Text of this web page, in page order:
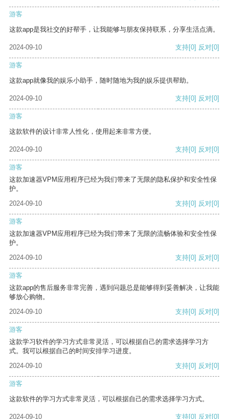
游客
这款app是我社交的好帮手，让我能够与朋友保持联系，分享生活点滴。
2024-09-10 支持[0] 反对[0]
游客
这款app就像我的娱乐小助手，随时随地为我的娱乐提供帮助。
2024-09-10 支持[0] 反对[0]
游客
这款软件的设计非常人性化，使用起来非常方便。
2024-09-10 支持[0] 反对[0]
游客
这款加速器VPM应用程序已经为我们带来了无限的隐私保护和安全性保
护。
2024-09-10
支持[0] 反对[0]
游客
这款加速器VPM应用程序已经为我们带来了无限的流畅体验和安全性保
护。
2024-09-10
支持[0] 反对[0]
游客
这款app的售后服务非常完善，遇到问题总是能够得到妥善解决，让我能
够放心购物。
2024-09-10
支持[0] 反对[0]
游客
这款学习软件的学习方式非常灵活，可以根据自己的需求选择学习方
式。我可以根据自己的时间安排学习进度。
2024-09-10
支持[0] 反对[0]
游客
这款软件的学习方式非常灵活，可以根据自己的需求选择学习方式。
2024-09-10 支持[0] 反对[0]